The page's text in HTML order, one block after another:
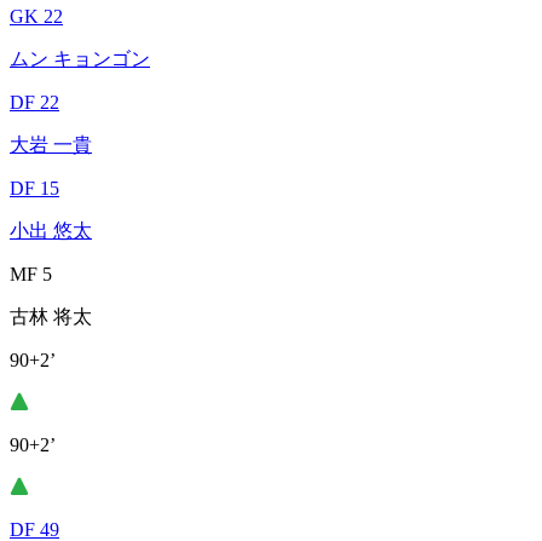
GK 22
ムン キョンゴン
DF 22
大岩 一貴
DF 15
小出 悠太
MF 5
古林 将太
90+2’
90+2’
DF 49